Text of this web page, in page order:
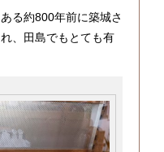
る約800年前に築城さ
、田島でもとても有